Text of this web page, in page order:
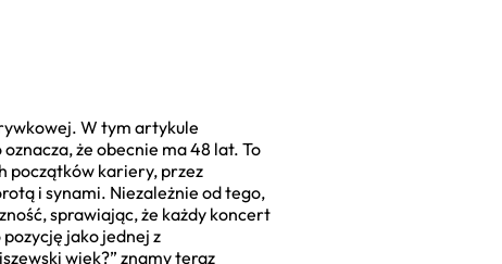
W tym artykule
że obecnie ma 48 lat. To
początków kariery, przez
i synami. Niezależnie od tego,
sprawiając, że każdy koncert
jako jednej z
wiek?” znamy teraz